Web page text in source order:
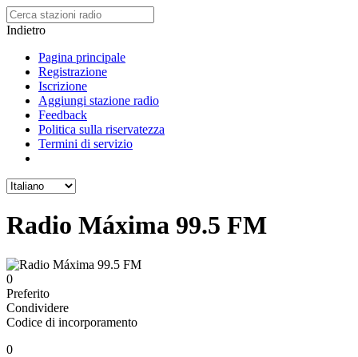
Indietro
Pagina principale
Registrazione
Iscrizione
Aggiungi stazione radio
Feedback
Politica sulla riservatezza
Termini di servizio
Radio Máxima 99.5 FM
0
Preferito
Condividere
Codice di incorporamento
0